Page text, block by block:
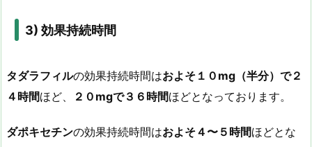
3) 効果持続時間
タダラフィルの効果持続時間はおよそ１０mg（半分）で２
４時間ほど、 ２０mgで３６時間ほどとなっております。
ダポキセチンの効果持続時間はおよそ４〜５時間ほどとな